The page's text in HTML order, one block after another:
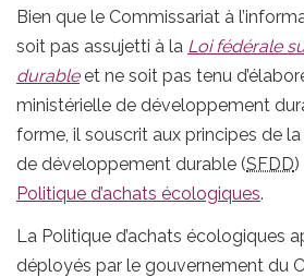
Bien que le Commissariat à
soit pas assujetti à la Loi fédérale
durableet ne soit pas tenu
ministérielle de développement
forme, il souscrit aux principes de
de développement durable (SFDD
Politique d’achats écologiques.
La Politique d’achats écologiques
déployés par le gouvernement du